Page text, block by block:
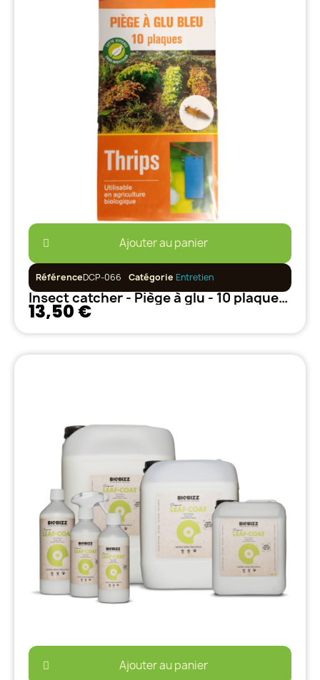
Ajouter au panier
RéférenceDCP-066 Catégorie Entretien
Insect catcher - Piège à glu - 10 plaques (Bleu)
13,50 €
Ajouter au panier